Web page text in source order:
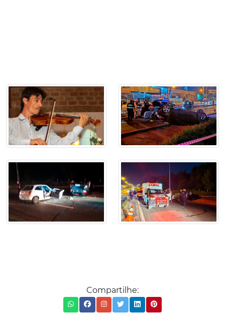
Compartilhe: